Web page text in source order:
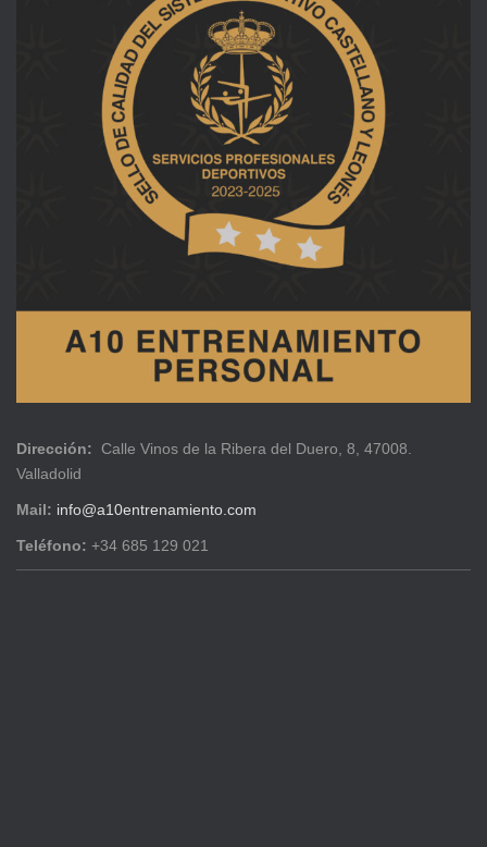
Dirección: Calle Vinos de la Ribera del Duero, 8, 47008.
Valladolid
Mail: info@a10entrenamiento.com
Teléfono: +34 685 129 021